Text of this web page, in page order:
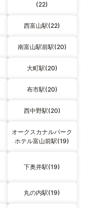
(22)
西富山駅(22)
南富山駅前駅(20)
大町駅(20)
布市駅(20)
西中野駅(20)
オークスカナルパーク
ホテル富山前駅(19)
下奥井駅(19)
丸の内駅(19)